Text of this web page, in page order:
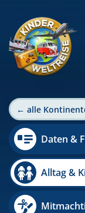
← alle
Daten &
Alltag &